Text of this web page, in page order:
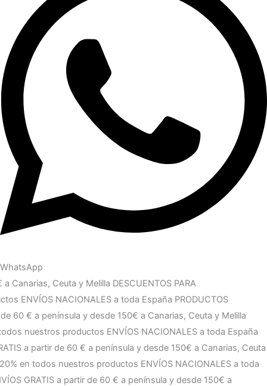
WhatsApp
Ceuta y Melilla DESCUENTOS PARA PROFESIONALES
a toda EspañaPRODUCTOS ORIGINALES de primeras marcas
Ceuta y MelillaDESCUENTOS PARA PROFESIONALES
a toda EspañaPRODUCTOS ORIGINALES de primeras
a Canarias, Ceuta y MelillaDESCUENTOS PARA
NACIONALES a toda EspañaPRODUCTOS ORIGINALES
desde 150€ a Canarias, Ceuta y MelillaDESCUENTOS PARA